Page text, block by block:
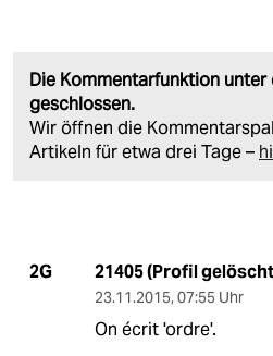
Die Kommentarfunktion
geschlossen.
Wir öffnen die
Artikeln für etwa drei Tage –
2G 21405 (Profil
23.11.2015, 07:55 Uhr
On écrit 'ordre'.